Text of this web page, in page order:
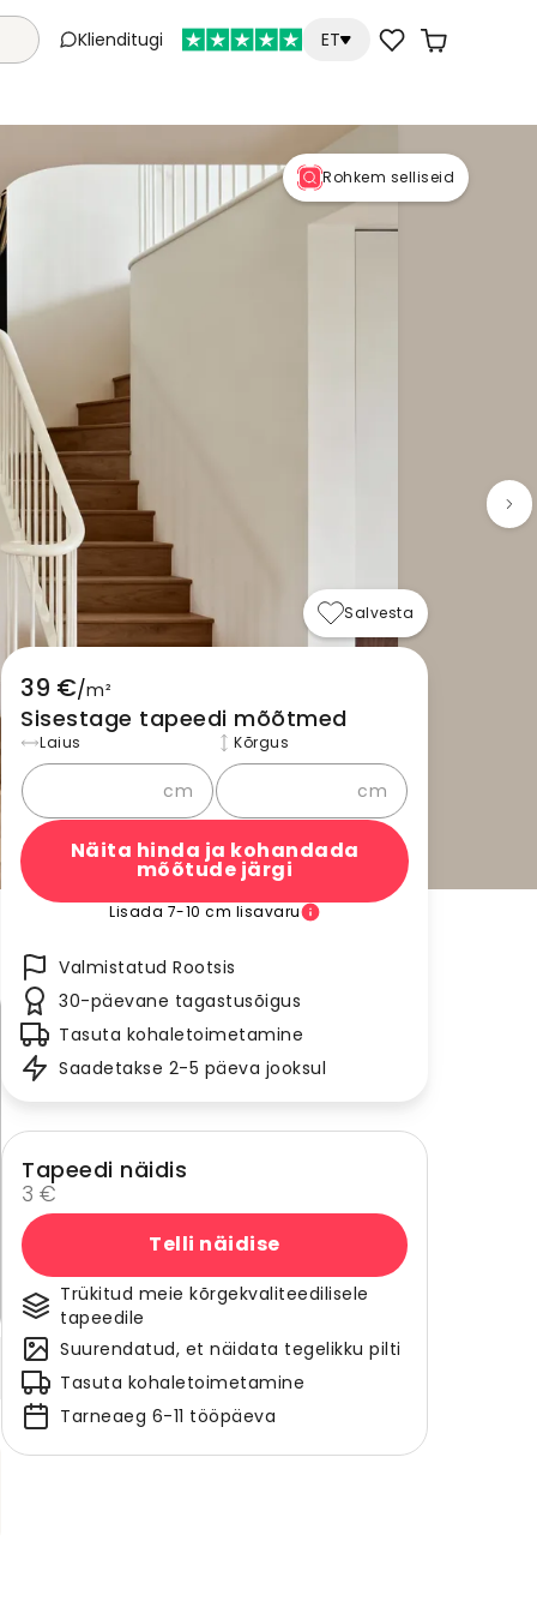
Klienditugi ET
Rohkem selliseid
Salvesta
39 €/m²
Sisestage tapeedi mõõtmed
Laius
cm
Kõrgus
cm
Näita hinda ja kohandada
mõõtude järgi
Lisada 7-10 cm lisavaru
Valmistatud Rootsis
30-päevane tagastusõigus
Tasuta kohaletoimetamine
Saadetakse 2-5 päeva jooksul
Tapeedi näidis
3 €
Telli näidise
Trükitud meie kõrgekvaliteedilisele
tapeedile
Suurendatud, et näidata tegelikku pilti
Tasuta kohaletoimetamine
Tarneaeg 6-11 tööpäeva